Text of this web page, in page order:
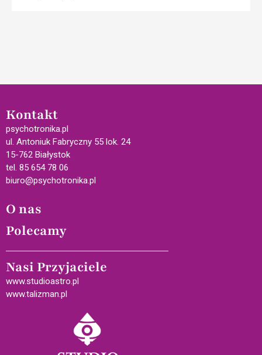
Kontakt
psychotronika.pl
ul. Antoniuk Fabryczny 55 lok. 24
15-762 Białystok
tel. 85 654 78 06
biuro@psychotronika.pl
O nas
Polecamy
Nasi Przyjaciele
www.studioastro.pl
www.talizman.pl